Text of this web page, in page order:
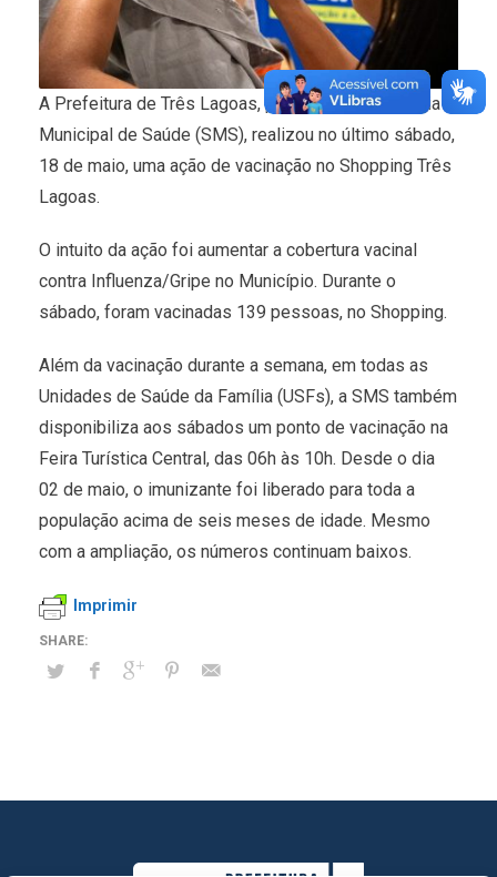
A Prefeitura de Três Lagoas, por meio da Secretaria
Municipal de Saúde (SMS), realizou no último sábado,
18 de maio, uma ação de vacinação no Shopping Três
Lagoas.
O intuito da ação foi aumentar a cobertura vacinal
contra Influenza/Gripe no Município. Durante o
sábado, foram vacinadas 139 pessoas, no Shopping.
Além da vacinação durante a semana, em todas as
Unidades de Saúde da Família (USFs), a SMS também
disponibiliza aos sábados um ponto de vacinação na
Feira Turística Central, das 06h às 10h. Desde o dia
02 de maio, o imunizante foi liberado para toda a
população acima de seis meses de idade. Mesmo
com a ampliação, os números continuam baixos.
Imprimir